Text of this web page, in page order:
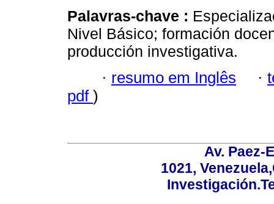
Palavras-chave :
Nivel Básico; formación
producción investigativa.
· resumo em Inglês ·
pdf )
Av. Paez-
1021,